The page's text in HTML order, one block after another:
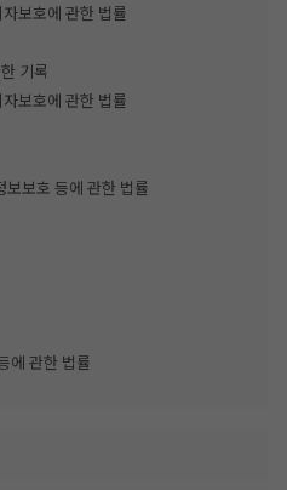
보호에 관한 법률
기록
보호에 관한 법률
보호 등에 관한 법률
에 관한 법률